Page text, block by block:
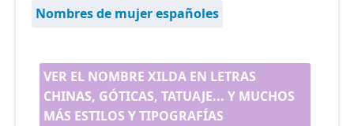
Nombres de mujer españoles
VER EL NOMBRE XILDA EN LETRAS
CHINAS, GÓTICAS, TATUAJE... Y MUCHOS
MÁS ESTILOS Y TIPOGRAFÍAS